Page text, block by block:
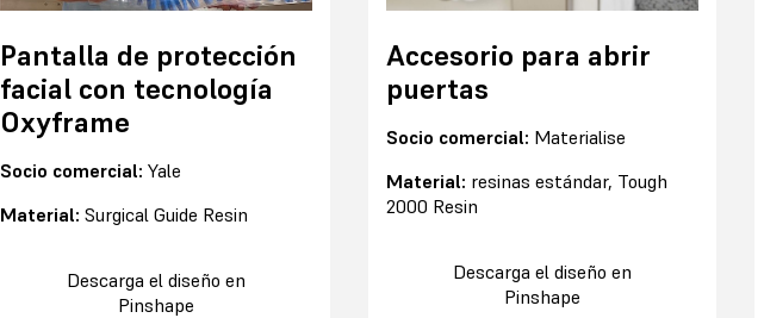
Pantalla de protección
facial con tecnología
Oxyframe
Socio comercial: Yale
Material: Surgical Guide Resin
Descarga el diseño en
Pinshape
Accesorio para abrir
puertas
Socio comercial: Materialise
Material: resinas estándar, Tough
2000 Resin
Descarga el diseño en
Pinshape